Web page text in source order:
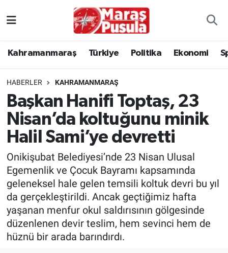
Kahramanmaraş Türkiye Politika Ekonomi
HABERLER KAHRAMANMARAŞ
Başkan Hanifi Toptaş, 23
Nisan’da koltuğunu minik
Halil Sami’ye devretti
Onikişubat Belediyesi’nde 23 Nisan Ulusal
Egemenlik ve Çocuk Bayramı kapsamında
geleneksel hale gelen temsili koltuk devri bu yıl
da gerçekleştirildi. Ancak geçtiğimiz hafta
yaşanan menfur okul saldırısının gölgesinde
düzenlenen devir teslim, hem sevinci hem de
hüznü bir arada barındırdı.
Politika
Ekonomi
Spor
Kültür Sanat
Sağlık
İstanbul Namaz Vakitleri
İstanbul Trafik Yoğunluk Haritası
Süper Lig Puan Durumu ve Fikstür
Tüm Manşetler
Son Dakika Haberleri
Haber Arşivi